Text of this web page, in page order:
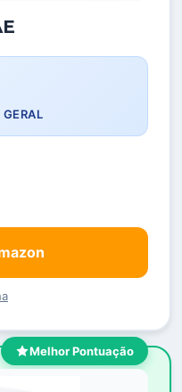
Melhor Pontuação